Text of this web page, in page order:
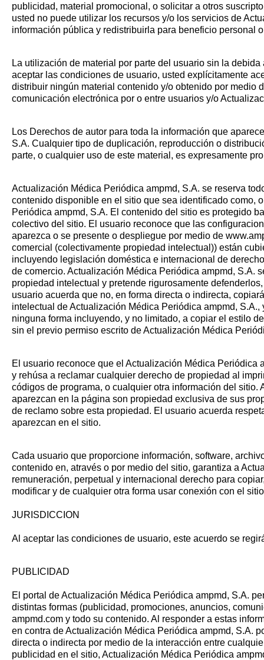
publicidad, material promocional, o solicitar a otros
usted no puede utilizar los recursos y/o los servicios de
información pública y redistribuirla para beneficio personal
La utilización de material por parte del usuario sin la
aceptar las condiciones de usuario, usted explícitamente
distribuir ningún material contenido y/o obtenido por medio
comunicación electrónica por o entre usuarios y/o
Los Derechos de autor para toda la información que
S.A. Cualquier tipo de duplicación, reproducción o
parte, o cualquier uso de este material, es expresamente
Actualización Médica Periódica ampmd, S.A. se reserva
contenido disponible en el sitio que sea identificado como,
Periódica ampmd, S.A. El contenido del sitio es protegido
colectivo del sitio. El usuario reconoce que las
aparezca o se presente o despliegue por medio de
comercial (colectivamente propiedad intelectual)) están
incluyendo legislación doméstica e internacional de
de comercio. Actualización Médica Periódica ampmd, S.A.
propiedad intelectual y pretende rigurosamente
usuario acuerda que no, en forma directa o indirecta,
intelectual de Actualización Médica Periódica ampmd,
ninguna forma incluyendo, y no limitado, a copiar el estilo
sin el previo permiso escrito de Actualización Médica
El usuario reconoce que el Actualización Médica Periódica
y rehúsa a reclamar cualquier derecho de propiedad al
códigos de programa, o cualquier otra información del
aparezcan en la página son propiedad exclusiva de sus
de reclamo sobre esta propiedad. El usuario acuerda
aparezcan en el sitio.
Cada usuario que proporcione información, software,
contenido en, através o por medio del sitio, garantiza a
remuneración, perpetual y internacional derecho para
modificar y de cualquier otra forma usar conexión con el
JURISDICCION
Al aceptar las condiciones de usuario, este acuerdo se
PUBLICIDAD
El portal de Actualización Médica Periódica ampmd, S.A.
distintas formas (publicidad, promociones, anuncios,
ampmd.com y todo su contenido. Al responder a estas
en contra de Actualización Médica Periódica ampmd, S.A.
directa o indirecta por medio de la interacción entre
publicidad en el sitio, Actualización Médica Periódica